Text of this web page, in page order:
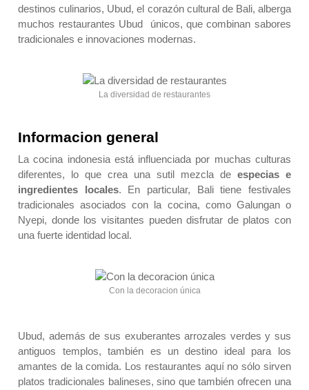
destinos culinarios, Ubud, el corazón cultural de Bali, alberga
muchos restaurantes Ubud únicos, que combinan sabores
tradicionales e innovaciones modernas.
La diversidad de restaurantes
Informacion general
La cocina indonesia está influenciada por muchas culturas
diferentes, lo que crea una sutil mezcla de especias e
ingredientes locales. En particular, Bali tiene festivales
tradicionales asociados con la cocina, como Galungan o
Nyepi, donde los visitantes pueden disfrutar de platos con
una fuerte identidad local.
Con la decoracion única
Ubud, además de sus exuberantes arrozales verdes y sus
antiguos templos, también es un destino ideal para los
amantes de la comida. Los restaurantes aquí no sólo sirven
platos tradicionales balineses, sino que también ofrecen una